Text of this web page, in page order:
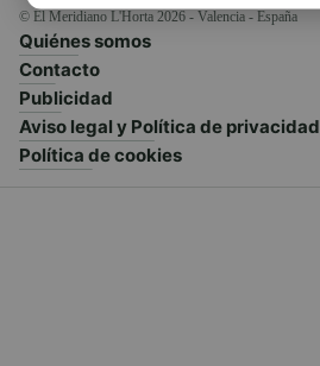
© El Meridiano L'Horta 2026 - Valencia - España
Quiénes somos
Contacto
Publicidad
Aviso legal y Política de privacidad
Política de cookies